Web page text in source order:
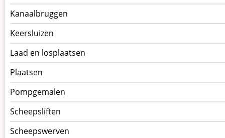
Kanaalbruggen
Keersluizen
Laad en losplaatsen
Plaatsen
Pompgemalen
Scheepsliften
Scheepswerven